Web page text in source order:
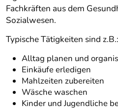
Fachkräften aus dem
Sozialwesen.
Typische Tätigkeiten sind z.B.:
Alltag planen und
Einkäufe erledigen
Mahlzeiten zubereiten
Wäsche waschen
Kinder und Jugendliche